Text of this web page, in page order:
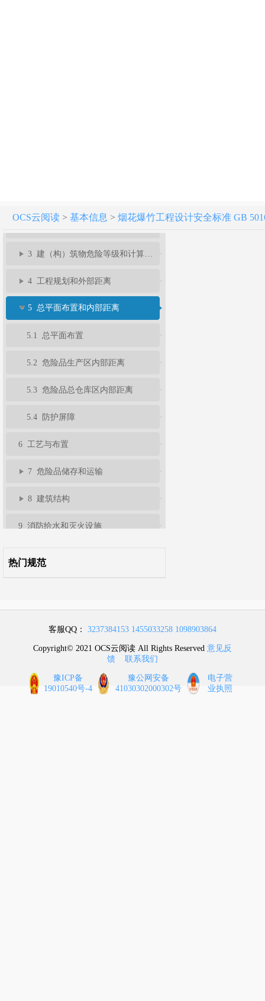
OCS云阅读> 基本信息 > 烟花爆竹工程设计安全标准 GB
4 工程规划和外部距离
5 总平面布置和内部距离
5.1 总平面布置
5.2 危险品生产区内部距离
5.3 危险品总仓库区内部距离
5.4 防护屏障
6 工艺与布置
7 危险品储存和运输
8 建筑结构
9 消防给水和灭火设施
13 自动控制和电信
附录A 典型配方药物的TNT当量系数
附录B 防护屏障的防护范围
热门规范
客服QQ： 3237384153 1455033258 1098903864
Copyright© 2021 OCS云阅读 All Rights Reserved 意见反
馈
联系我们
豫ICP备
19010540号-4
豫公网安备
41030302000302号
电子营
业执照